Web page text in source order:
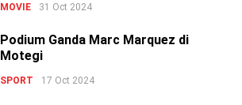
MOVIE 31 Oct 2024
Podium Ganda Marc Marquez di
Motegi
SPORT 17 Oct 2024